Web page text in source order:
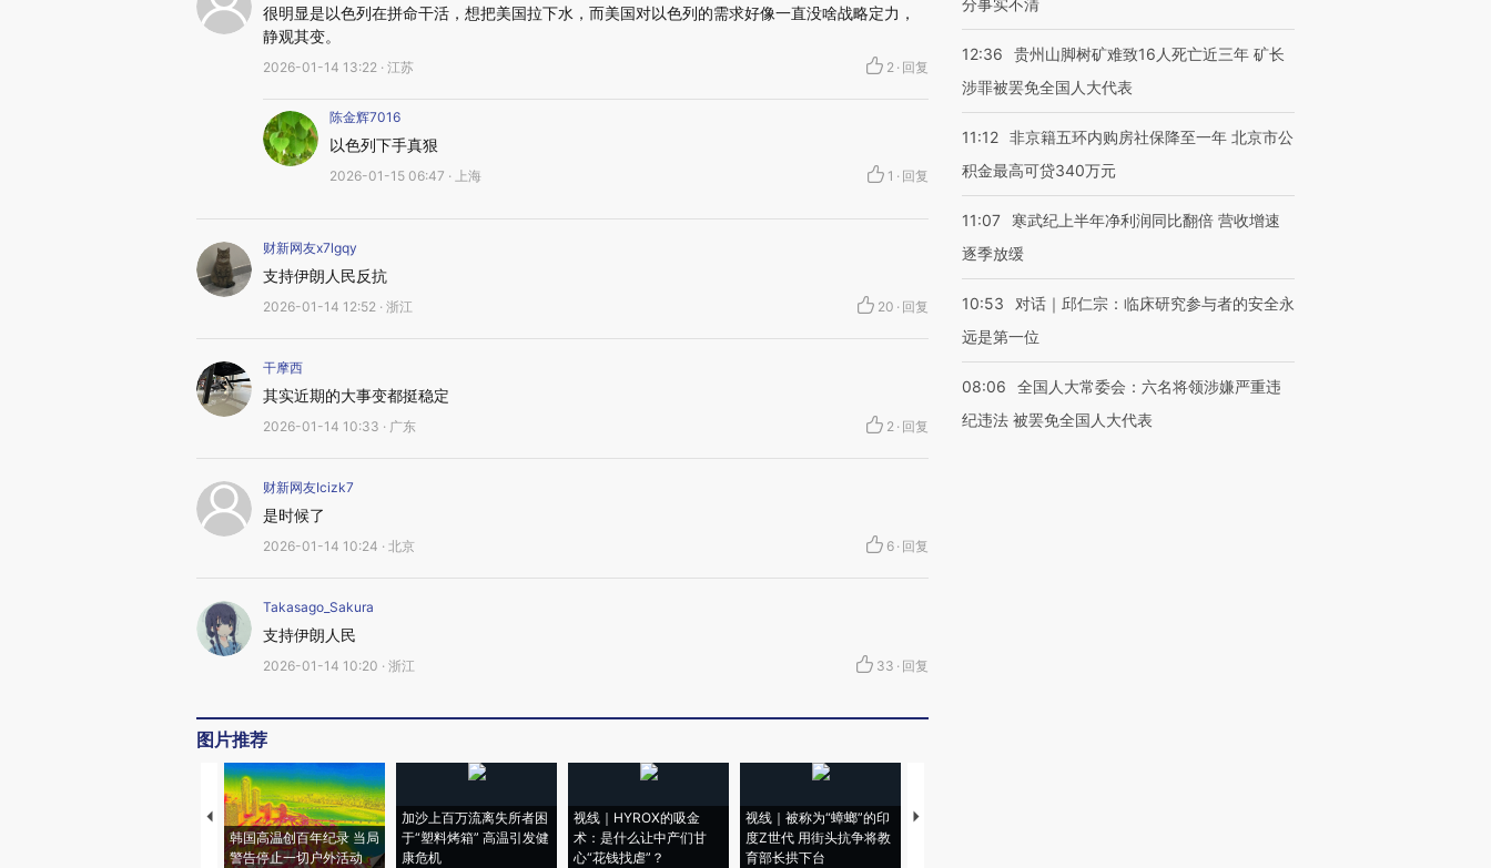
很明显是以色列在拼命干活，想把美国拉下水，而美国对以色列的需求好像一直没啥战略定力，
静观其变。
2026-01-14 13:22 · 江苏 2 · 回复
陈金辉7016
以色列下手真狠
2026-01-15 06:47 · 上海 1 · 回复
财新网友x7lgqy
支持伊朗人民反抗
2026-01-14 12:52 · 浙江 20 · 回复
干摩西
其实近期的大事变都挺稳定
2026-01-14 10:33 · 广东 2 · 回复
财新网友Icizk7
是时候了
2026-01-14 10:24 · 北京 6 · 回复
Takasago_Sakura
支持伊朗人民
2026-01-14 10:20 · 浙江 33 · 回复
图片推荐
韩国高温创百年纪录 当局
警告停止一切户外活动
加沙上百万流离失所者困
于“塑料烤箱” 高温引发健
康危机
视线｜HYROX的吸金
术：是什么让中产们甘
心“花钱找虐”？
视线｜被称为“蟑螂”的印
度Z世代 用街头抗争将教
育部长拱下台
视线｜“入侵”还是“人道危
分事实不清
12:36
贵州山脚树矿难致16人死亡近三年 矿长
涉罪被罢免全国人大代表
11:12 非京籍五环内购房社保降至一年 北京市公
积金最高可贷340万元
11:07
寒武纪上半年净利润同比翻倍 营收增速
逐季放缓
10:53
对话｜邱仁宗：临床研究参与者的安全永
远是第一位
08:06
全国人大常委会：六名将领涉嫌严重违
纪违法 被罢免全国人大代表